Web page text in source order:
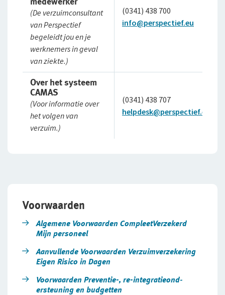
(De verzuimconsultant
van Perspectief
begeleidt jou en je
werknemers in geval
van ziekte.)
(0341) 438 700
info@perspectief.eu
Over het systeem
CAMAS
(Voor informatie over
het volgen van
verzuim.)
(0341) 438 707
helpdesk@perspectief.eu
Voorwaarden
Algemene Voorwaarden CompleetVerzekerd
Mijn personeel
Aanvullende Voorwaarden Verzuimverzekering
Eigen Risico in Dagen
Voorwaarden Preventie-, re-integratieon­d­
ersteuning en budgetten